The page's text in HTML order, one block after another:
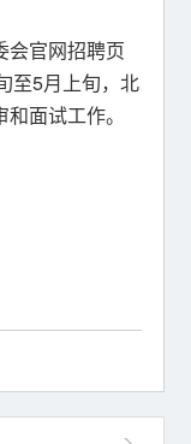
会官网招聘页
至5月上旬，北
面试工作。